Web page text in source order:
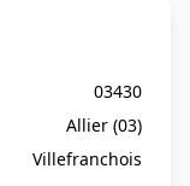
03430
Allier (03)
Villefranchois